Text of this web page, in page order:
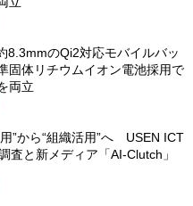
8.3mmのQi2対応モバイルバッ
体リチウムイオン電池採用で
両立
”から“組織活用”へ USEN ICT
査と新メディア「AI-Clutch」